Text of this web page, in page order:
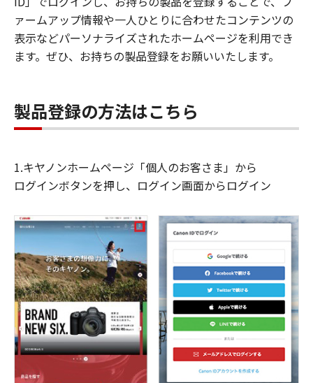
ァームアップ情報や一人ひとりに合わせたコンテンツの
表示などパーソナライズされたホームページを利用でき
ます。ぜひ、お持ちの製品登録をお願いいたします。
製品登録の方法はこちら
1.キヤノンホームページ「個人のお客さま」から
ログインボタンを押し、ログイン画面からログイン